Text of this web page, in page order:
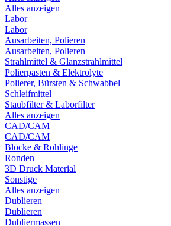
Alles anzeigen
Labor
Labor
Ausarbeiten, Polieren
Ausarbeiten, Polieren
Strahlmittel & Glanzstrahlmittel
Polierpasten & Elektrolyte
Polierer, Bürsten & Schwabbel
Schleifmittel
Staubfilter & Laborfilter
Alles anzeigen
CAD/CAM
CAD/CAM
Blöcke & Rohlinge
Ronden
3D Druck Material
Sonstige
Alles anzeigen
Dublieren
Dublieren
Dubliermassen